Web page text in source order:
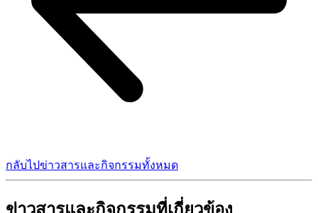
กลับไปข่าวสารและกิจกรรมทั้งหมด
ข่าวสารและกิจกรรมที่เกี่ยวข้อง